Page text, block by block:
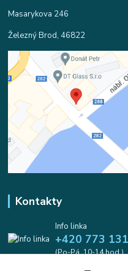
Masarykova 246
Železný Brod, 46822
Kontakty
Info linka
+420 773
(Po-Pá, 10-14 hod.)